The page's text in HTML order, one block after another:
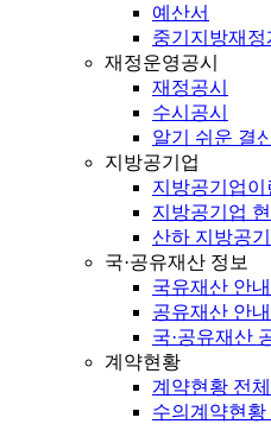
예산서
중기지방재정
재정운영공시
재정공시
수시공시
알기 쉬운 결
지방공기업
지방공기업이
지방공기업
산하 지방공
국·공유재산 정보
국유재산 안내
공유재산 안내
국·공유재산
계약현황
계약현황 전
수의계약현황